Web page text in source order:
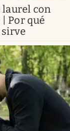
laurel con
Por qué